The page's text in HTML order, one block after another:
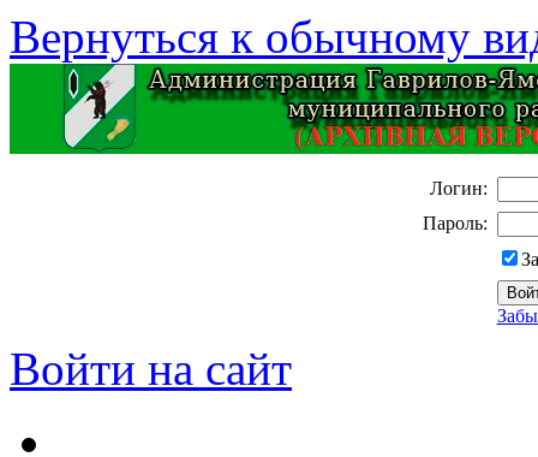
Вернуться к обычному
Логин:
Пароль:
Войти на сайт